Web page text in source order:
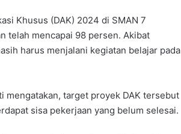
Khusus (DAK) 2024 di SMAN 7
telah mencapai 98 persen. Akibat
harus menjalani kegiatan belajar pada
mengatakan, target proyek DAK tersebut
sisa pekerjaan yang belum selesai.